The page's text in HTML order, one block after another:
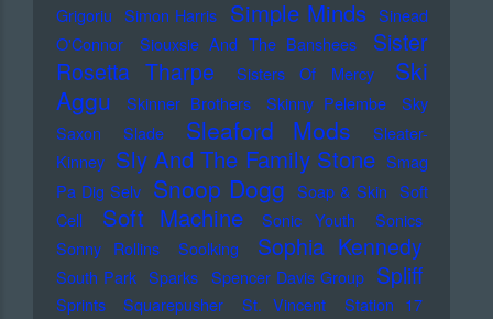
Grigoriu Simon Harris Simple Minds Sinead
O'Connor
Siouxsie And The Banshees
Sister
Rosetta Tharpe
Sisters Of Mercy
Ski
Aggu
Skinner Brothers Skinny Pelembe
Sky
Saxon
Slade Sleaford Mods
Sleater-
Kinney Sly And The Family Stone Smag
Pa Dig Selv Snoop Dogg Soap & Skin Soft
Cell
Soft Machine Sonic Youth
Sonics
Sonny Rollins
Soolking Sophia Kennedy
South Park Sparks Spencer Davis Group Spliff
Sprints Squarepusher St. Vincent
Station 17